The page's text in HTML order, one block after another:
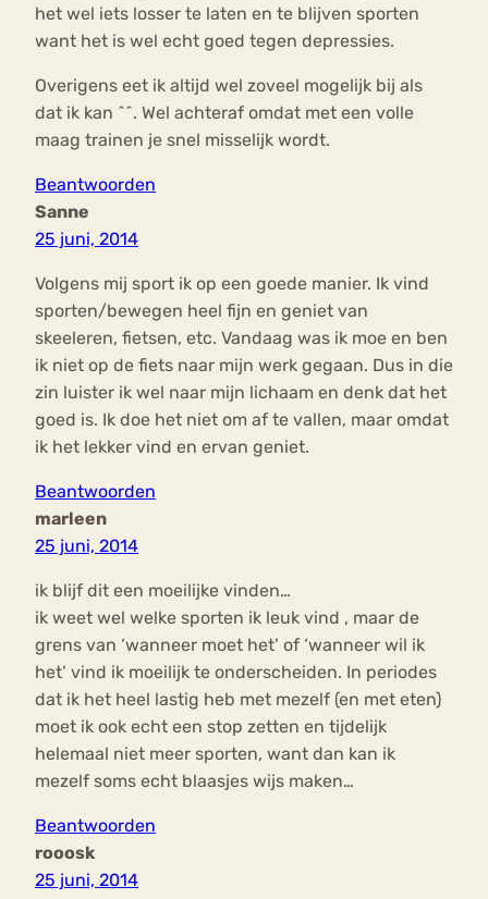
het wel iets losser te laten en te blijven sporten
want het is wel echt goed tegen depressies.
Overigens eet ik altijd wel zoveel mogelijk bij als
dat ik kan ^^. Wel achteraf omdat met een volle
maag trainen je snel misselijk wordt.
Beantwoorden
Sanne
25 juni, 2014
Volgens mij sport ik op een goede manier. Ik vind
sporten/bewegen heel fijn en geniet van
skeeleren, fietsen, etc. Vandaag was ik moe en ben
ik niet op de fiets naar mijn werk gegaan. Dus in die
zin luister ik wel naar mijn lichaam en denk dat het
goed is. Ik doe het niet om af te vallen, maar omdat
ik het lekker vind en ervan geniet.
Beantwoorden
marleen
25 juni, 2014
ik blijf dit een moeilijke vinden…
ik weet wel welke sporten ik leuk vind , maar de
grens van ‘wanneer moet het’ of ‘wanneer wil ik
het’ vind ik moeilijk te onderscheiden. In periodes
dat ik het heel lastig heb met mezelf (en met eten)
moet ik ook echt een stop zetten en tijdelijk
helemaal niet meer sporten, want dan kan ik
mezelf soms echt blaasjes wijs maken…
Beantwoorden
rooosk
25 juni, 2014